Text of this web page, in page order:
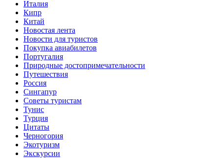
Италия
Кипр
Китай
Новостая лента
Новости для туристов
Покупка авиабилетов
Португалия
Природные достопримечательности
Путешествия
Россия
Сингапур
Советы туристам
Тунис
Турция
Цитаты
Черногория
Экотуризм
Экскурсии